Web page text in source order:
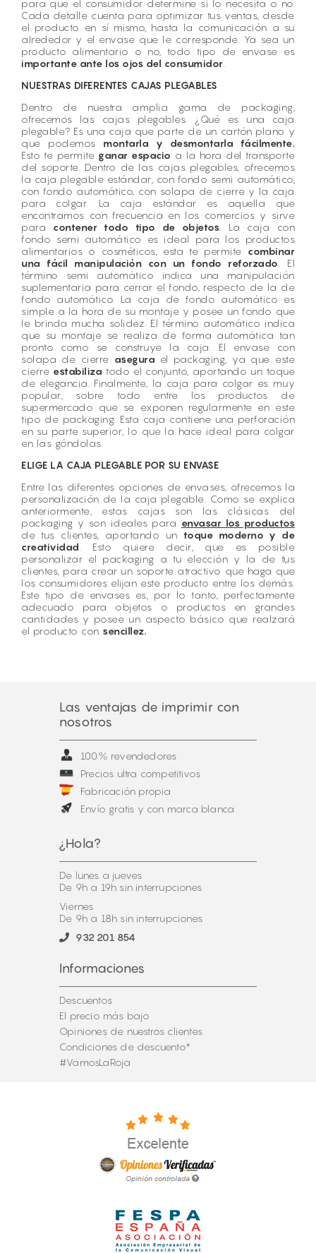
para que el consumidor determine si lo necesita o no.
Cada detalle cuenta para optimizar tus ventas, desde
el producto en sí mismo, hasta la comunicación a su
alrededor y el envase que le corresponde. Ya sea un
producto alimentario o no, todo tipo de envase es
importante ante los ojos del consumidor
NUESTRAS DIFERENTES CAJAS PLEGABLES
Dentro de nuestra amplia gama de packaging,
ofrecemos las cajas plegables. ¿Qué es una caja
plegable? Es una caja que parte de un cartón plano y
que podemos montarla y desmontarla fácilmente.
Esto te permite ganar espacio a la hora del transporte
del soporte. Dentro de las cajas plegables, ofrecemos
la caja plegable estándar, con fondo semi automático,
con fondo automático, con solapa de cierre y la caja
para colgar. La caja estándar es aquella que
encontramos con frecuencia en los comercios y sirve
para contener todo tipo de objetos . La caja con
fondo semi automático es ideal para los productos
alimentarios o cosméticos, esta te permite combinar
una fácil manipulación con un fondo reforzado
. El
término semi automático indica una manipulación
suplementaria para cerrar el fondo, respecto de la de
fondo automático. La caja de fondo automático es
simple a la hora de su montaje y posee un fondo que
le brinda mucha solidez. El término automático indica
que su montaje se realiza de forma automática tan
pronto como se construye la caja. El envase con
solapa de cierre asegura el packaging, ya que este
cierre estabiliza todo el conjunto, aportando un toque
de elegancia. Finalmente, la caja para colgar es muy
popular, sobre todo entre los productos de
supermercado que se exponen regularmente en este
tipo de packaging. Esta caja contiene una perforación
en su parte superior, lo que la hace ideal para colgar
en las góndolas.
ELIGE LA CAJA PLEGABLE POR SU ENVASE
Entre las diferentes opciones de envases, ofrecemos la
personalización de la caja plegable. Como se explica
anteriormente, estas cajas son las clásicas del
packaging y son ideales para envasar los productos
de tus clientes, aportando un toque moderno y de
creatividad . Esto quiere decir, que es posible
personalizar el packaging a tu elección y la de tus
clientes, para crear un soporte atractivo que haga que
los consumidores elijan este producto entre los demás.
Este tipo de envases es, por lo tanto, perfectamente
adecuado para objetos o productos en grandes
cantidades y posee un aspecto básico que realzará
el producto con sencillez.
Las ventajas de imprimir con
nosotros
100% revendedores
Precios ultra competitivos
Fabricación propia
Envío gratis y con marca blanca
¿Hola?
De lunes a jueves
De 9h a 19h sin interrupciones
Viernes
De 9h a 18h sin interrupciones
932 201 854
Informaciones
Descuentos
El precio más bajo
Opiniones de nuestros clientes
Condiciones de descuento*
#VamosLaRoja